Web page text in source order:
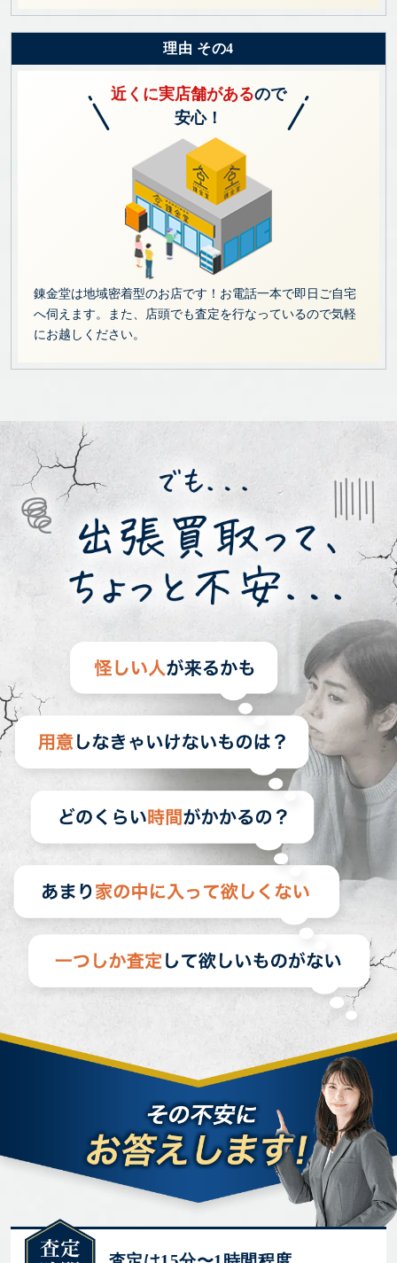
理由 その4
近くに実店舗があるので
安心！
錬金堂は地域密着型のお店です！お電話一本で即日ご自宅
へ伺えます。また、店頭でも査定を行なっているので気軽
にお越しください。